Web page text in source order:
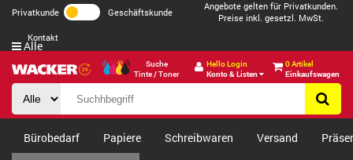
Privatkunde Geschäftskunde
Angebote gelten für Privatkunden.
Preise inkl. gesetzl. MwSt.
Kontakt
Suche
Tinte / Toner
Hello Login
Konto & Listen
0 Artikel
Einkaufswagen
Alle
Bürobedarf Papiere Schreibwaren Versand